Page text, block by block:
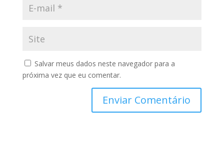
Salvar meus dados neste navegador para a
próxima vez que eu comentar.